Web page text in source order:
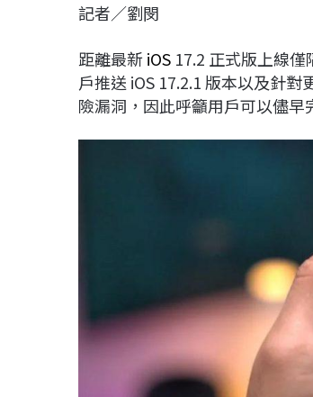
c
b
o
o
n
a
d
s
e
d
I
L
i
n
記者／劉閔
距離最新iOS 17.2 正式版上線僅
戶推送 iOS 17.2.1 版本以及針
險漏洞，因此呼籲用戶可以儘早